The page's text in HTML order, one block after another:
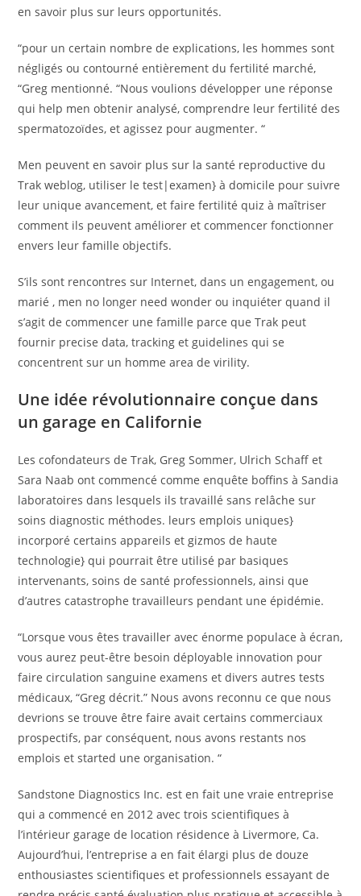
en savoir plus sur leurs opportunités.
“pour un certain nombre de explications, les hommes sont
négligés ou contourné entièrement du fertilité marché,
“Greg mentionné. “Nous voulions développer une réponse
qui help men obtenir analysé, comprendre leur fertilité des
spermatozoïdes, et agissez pour augmenter. “
Men peuvent en savoir plus sur la santé reproductive du
Trak weblog, utiliser le test|examen} à domicile pour suivre
leur unique avancement, et faire fertilité quiz à maîtriser
comment ils peuvent améliorer et commencer fonctionner
envers leur famille objectifs.
S’ils sont rencontres sur Internet, dans un engagement, ou
marié , men no longer need wonder ou inquiéter quand il
s’agit de commencer une famille parce que Trak peut
fournir precise data, tracking et guidelines qui se
concentrent sur un homme area de virility.
Une idée révolutionnaire conçue dans
un garage en Californie
Les cofondateurs de Trak, Greg Sommer, Ulrich Schaff et
Sara Naab ont commencé comme enquête boffins à Sandia
laboratoires dans lesquels ils travaillé sans relâche sur
soins diagnostic méthodes. leurs emplois uniques}
incorporé certains appareils et gizmos de haute
technologie} qui pourrait être utilisé par basiques
intervenants, soins de santé professionnels, ainsi que
d’autres catastrophe travailleurs pendant une épidémie.
“Lorsque vous êtes travailler avec énorme populace à écran,
vous aurez peut-être besoin déployable innovation pour
faire circulation sanguine examens et divers autres tests
médicaux, “Greg décrit.” Nous avons reconnu ce que nous
devrions se trouve être faire avait certains commerciaux
prospectifs, par conséquent, nous avons restants nos
emplois et started une organisation. “
Sandstone Diagnostics Inc. est en fait une vraie entreprise
qui a commencé en 2012 avec trois scientifiques à
l’intérieur garage de location résidence à Livermore, Ca.
Aujourd’hui, l’entreprise a en fait élargi plus de douze
enthousiastes scientifiques et professionnels essayant de